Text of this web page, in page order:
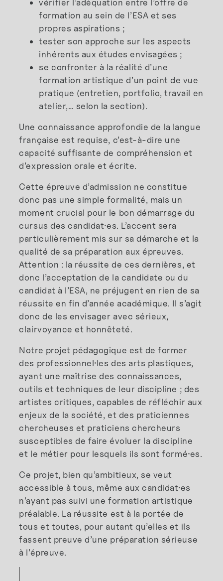
vérifier l’adéquation entre l’offre de
formation au sein de l’ESA et ses
propres aspirations ;
tester son approche sur les aspects
inhérents aux études envisagées ;
se confronter à la réalité d’une
formation artistique d’un point de vue
pratique (entretien, portfolio, travail en
atelier,… selon la section).
Une connaissance approfondie de la langue
française est requise, c’est-à-dire une
capacité suffisante de compréhension et
d’expression orale et écrite.
Cette épreuve d’admission ne constitue
donc pas une simple formalité, mais un
moment crucial pour le bon démarrage du
cursus des candidat·es. L’accent sera
particulièrement mis sur sa démarche et la
qualité de sa préparation aux épreuves.
Attention : la réussite de ces dernières, et
donc l’acceptation de la candidate ou du
candidat à l’ESA, ne préjugent en rien de sa
réussite en fin d’année académique. Il s’agit
donc de les envisager avec sérieux,
clairvoyance et honnêteté.
Notre projet pédagogique est de former
des professionnel·les des arts plastiques,
ayant une maîtrise des connaissances,
outils et techniques de leur discipline ; des
artistes critiques, capables de réfléchir aux
enjeux de la société, et des praticiennes
chercheuses et praticiens chercheurs
susceptibles de faire évoluer la discipline
et le métier pour lesquels ils sont formé·es.
Ce projet, bien qu’ambitieux, se veut
accessible à tous, même aux candidat·es
n’ayant pas suivi une formation artistique
préalable. La réussite est à la portée de
tous et toutes, pour autant qu’elles et ils
fassent preuve d’une préparation sérieuse
à l’épreuve.